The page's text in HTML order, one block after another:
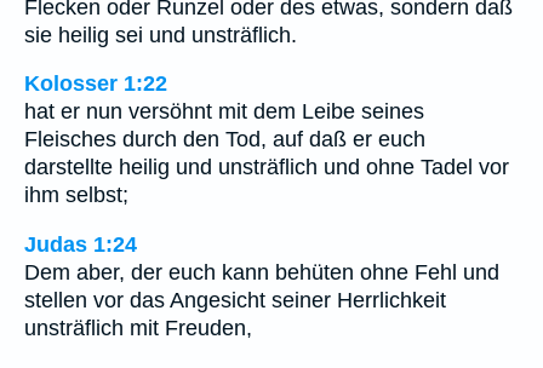
Flecken oder Runzel oder des etwas, sondern daß
sie heilig sei und unsträflich.
Kolosser 1:22
hat er nun versöhnt mit dem Leibe seines
Fleisches durch den Tod, auf daß er euch
darstellte heilig und unsträflich und ohne Tadel vor
ihm selbst;
Judas 1:24
Dem aber, der euch kann behüten ohne Fehl und
stellen vor das Angesicht seiner Herrlichkeit
unsträflich mit Freuden,